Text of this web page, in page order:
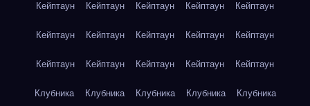
Кейптаун Кейптаун Кейптаун Кейптаун Кейптаун
Кейптаун Кейптаун Кейптаун Кейптаун Кейптаун
Кейптаун Кейптаун Кейптаун Кейптаун Кейптаун
Клубника Клубника Клубника Клубника Клубника